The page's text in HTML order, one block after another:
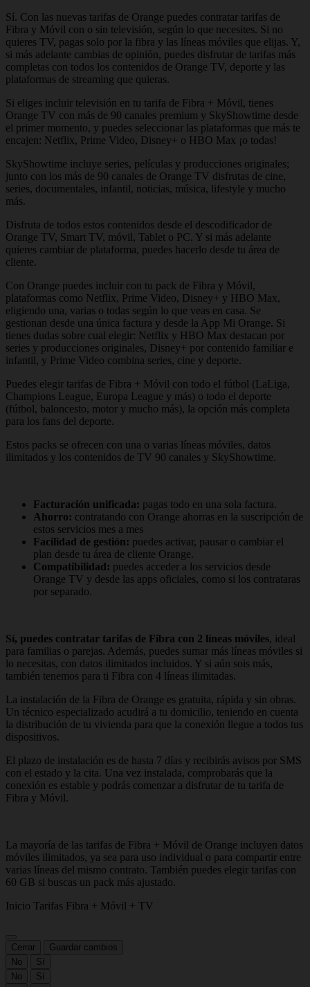
Sí. Con las nuevas tarifas de Orange puedes contratar tarifas de
Fibra y Móvil con o sin televisión, según lo que necesites. Si no
quieres TV, pagas solo por la fibra y las líneas móviles que elijas. Y,
si más adelante cambias de opinión, puedes disfrutar de tarifas más
completas con todos los contenidos de Orange TV, deporte y las
plataformas de streaming que quieras.
Si eliges incluir televisión en tu tarifa de Fibra + Móvil, tienes
Orange TV con más de 90 canales premium y SkyShowtime desde
el primer momento, y puedes seleccionar las plataformas que más te
encajen: Netflix, Prime Video, Disney+ o HBO Max ¡o todas!
SkyShowtime incluye series, películas y producciones originales;
junto con los más de 90 canales de Orange TV disfrutas de cine,
series, documentales, infantil, noticias, música, lifestyle y mucho
más.
Disfruta de todos estos contenidos desde el descodificador de
Orange TV, Smart TV, móvil, Tablet o PC. Y si más adelante
quieres cambiar de plataforma, puedes hacerlo desde tu área de
cliente.
Con Orange puedes incluir con tu pack de Fibra y Móvil,
plataformas como Netflix, Prime Video, Disney+ y HBO Max,
eligiendo una, varias o todas según lo que veas en casa. Se
gestionan desde una única factura y desde la App Mi Orange. Si
tienes dudas sobre cual elegir: Netflix y HBO Max destacan por
series y producciones originales, Disney+ por contenido familiar e
infantil, y Prime Video combina series, cine y deporte.
Puedes elegir tarifas de Fibra + Móvil con todo el fútbol (LaLiga,
Champions League, Europa League y más) o todo el deporte
(fútbol, baloncesto, motor y mucho más), la opción más completa
para los fans del deporte.
Estos packs se ofrecen con una o varias líneas móviles, datos
ilimitados y los contenidos de TV 90 canales y SkyShowtime.
Facturación unificada: pagas todo en una sola factura.
Ahorro: contratando con Orange ahorras en la suscripción de
estos servicios mes a mes
Facilidad de gestión: puedes activar, pausar o cambiar el
plan desde tu área de cliente Orange.
Compatibilidad: puedes acceder a los servicios desde
Orange TV y desde las apps oficiales, como si los contrataras
por separado.
Sí, puedes contratar tarifas de Fibra con 2 líneas móviles, ideal
para familias o parejas. Además, puedes sumar más líneas móviles si
lo necesitas, con datos ilimitados incluidos. Y si aún sois más,
también tenemos para ti Fibra con 4 líneas ilimitadas.
La instalación de la Fibra de Orange es gratuita, rápida y sin obras.
Un técnico especializado acudirá a tu domicilio, teniendo en cuenta
la distribución de tu vivienda para que la conexión llegue a todos tus
dispositivos.
El plazo de instalación es de hasta 7 días y recibirás avisos por SMS
con el estado y la cita. Una vez instalada, comprobarás que la
conexión es estable y podrás comenzar a disfrutar de tu tarifa de
Fibra y Móvil.
La mayoría de las tarifas de Fibra + Móvil de Orange incluyen datos
móviles ilimitados, ya sea para uso individual o para compartir entre
varias líneas del mismo contrato. También puedes elegir tarifas con
60 GB si buscas un pack más ajustado.
Inicio Tarifas Fibra + Móvil + TV
Cerrar
Guardar cambios
No
Sí
No
Sí